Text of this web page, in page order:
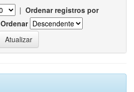
| Ordenar registros por
Ordenar